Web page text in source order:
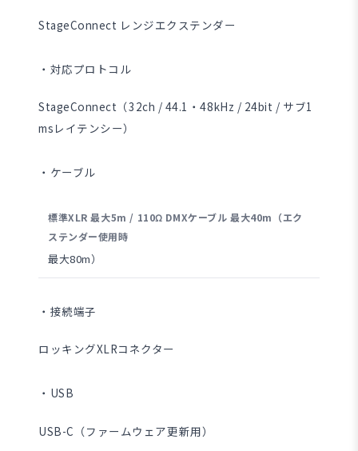
StageConnect レンジエクステンダー
・対応プロトコル
StageConnect（32ch / 44.1・48kHz / 24bit / サブ1
msレイテンシー）
・ケーブル
標準XLR 最大5m / 110Ω DMXケーブル 最大40m（エク
ステンダー使用時
最大80m）
・接続端子
ロッキングXLRコネクター
・USB
USB-C（ファームウェア更新用）